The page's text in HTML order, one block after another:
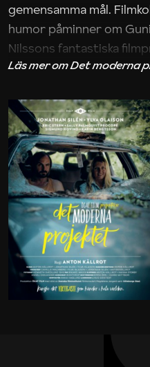
gemensamma mål.
humor påminner om
Nilssons fantastiska
iakttagelser om hur
Maja Kekonius